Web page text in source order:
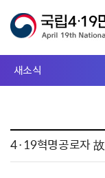
새소식
4·19혁명공로자